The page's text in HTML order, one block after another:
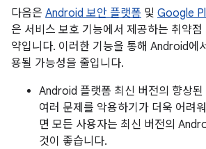
다음은 Android 보안 플랫폼 및 Google
은 서비스 보호 기능에서 제공하는 취약
약입니다. 이러한 기능을 통해 Android에
용될 가능성을 줄입니다.
Android 플랫폼 최신 버전의 향상
여러 문제를 악용하기가 더욱 어려
면 모든 사용자는 최신 버전의
것이 좋습니다.